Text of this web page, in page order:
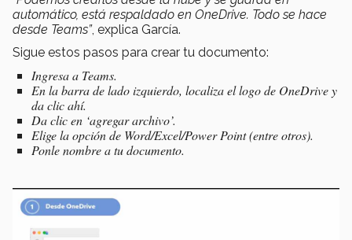
automático, está respaldado en OneDrive. Todo se hace
desde Teams”, explica García.
Sigue estos pasos para crear tu documento:
Ingresa a Teams.
En la barra de lado izquierdo, localiza el logo de OneDrive y
da clic ahí.
Da clic en ‘agregar archivo’.
Elige la opción de Word/Excel/Power Point (entre otros).
Ponle nombre a tu documento.